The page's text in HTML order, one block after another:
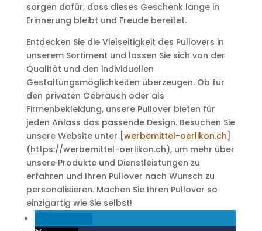
sorgen dafür, dass dieses Geschenk lange in
Erinnerung bleibt und Freude bereitet.
Entdecken Sie die Vielseitigkeit des Pullovers in
unserem Sortiment und lassen Sie sich von der
Qualität und den individuellen
Gestaltungsmöglichkeiten überzeugen. Ob für
den privaten Gebrauch oder als
Firmenbekleidung, unsere Pullover bieten für
jeden Anlass das passende Design. Besuchen Sie
unsere Website unter [ werbemittel-oerlikon.ch
(https://werbemittel-oerlikon.ch), um mehr über
unsere Produkte und Dienstleistungen zu
erfahren und Ihren Pullover nach Wunsch zu
personalisieren. Machen Sie Ihren Pullover so
einzigartig wie Sie selbst!